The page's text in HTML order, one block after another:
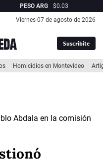
PESO ARG $0.03
viernes 07 de agosto de 2026
Suscribite
Homicidios en Montevideo